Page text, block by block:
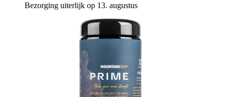
Bezorging uiterlijk op 13. augustus